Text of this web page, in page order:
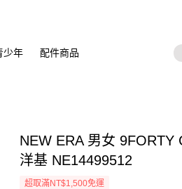
少年 配件商品
NEW ERA 男女 9FORTY
洋基 NE14499512
超取滿NT$1,500免運